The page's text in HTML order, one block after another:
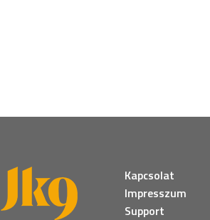
Kapcsolat
Impresszum
Support